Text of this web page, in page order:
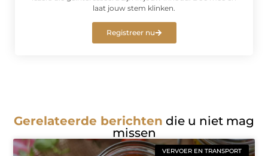
laat jouw stem klinken.
Registreer nu
Gerelateerde berichten die u niet mag
missen
VERVOER EN TRANSPORT